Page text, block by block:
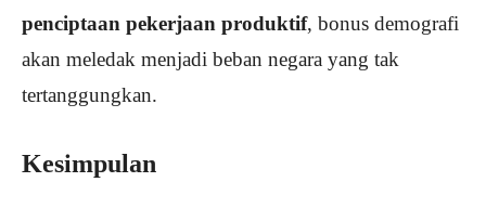
penciptaan pekerjaan produktif, bonus demografi
akan meledak menjadi beban negara yang tak
tertanggungkan.
Kesimpulan